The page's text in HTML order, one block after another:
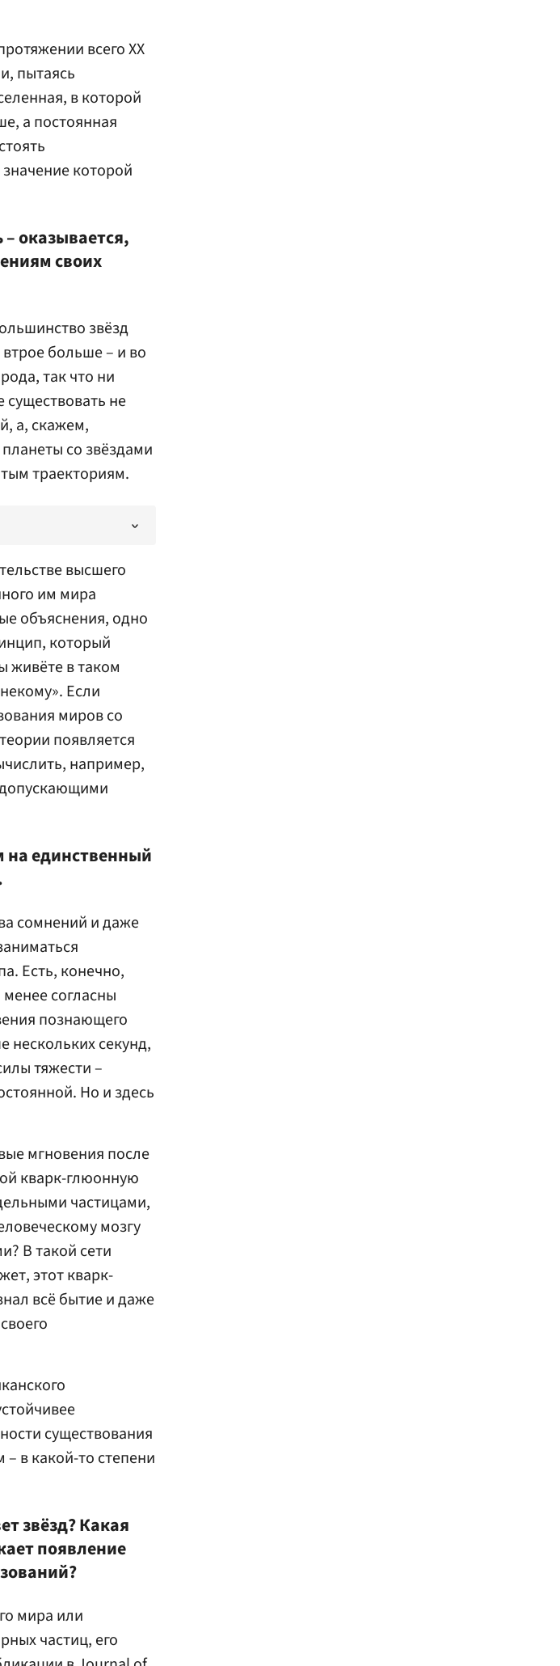
всего XX
пытаясь
в которой
а постоянная
которой
оказывается,
своих
звёзд
больше – и во
так что ни
не
а, скажем,
со звёздами
траекториям.
высшего
им мира
объяснения, одно
который
живёте в таком
Если
миров со
появляется
например,
на единственный
сомнений и даже
Есть, конечно,
согласны
познающего
нескольких секунд,
тяжести –
Но и здесь
мгновения после
кварк-глюонную
частицами,
мозгу
В такой сети
этот кварк-
всё бытие и даже
существования
в какой-то степени
звёзд? Какая
появление
мира или
частиц, его